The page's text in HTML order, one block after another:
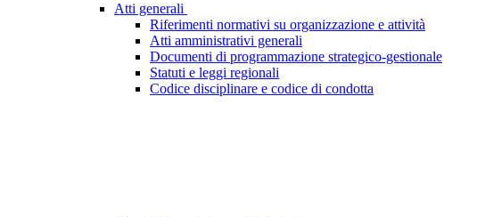
Atti generali
Riferimenti normativi su organizzazione e attività
Atti amministrativi generali
Documenti di programmazione strategico-gestionale
Statuti e leggi regionali
Codice disciplinare e codice di condotta